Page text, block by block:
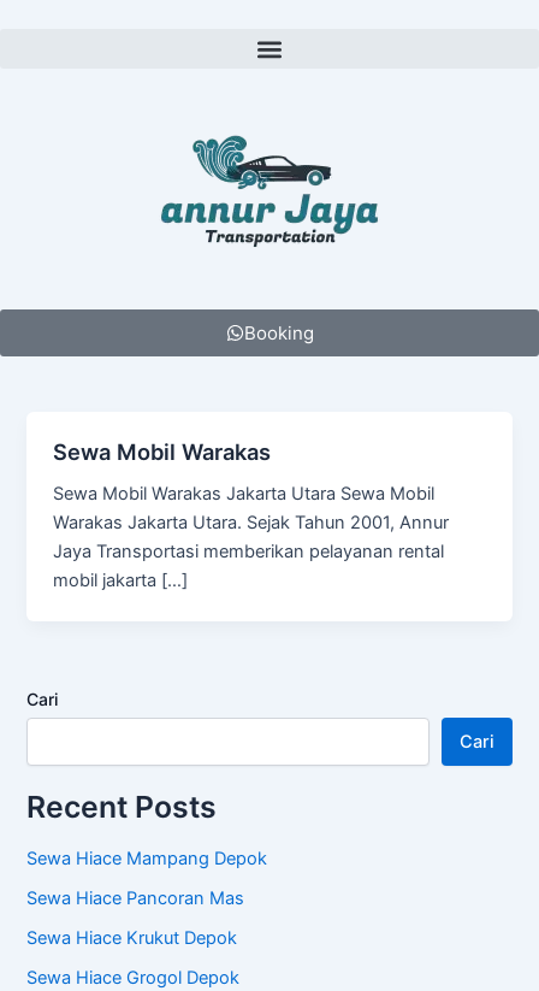
Menu
Booking
Sewa Mobil Warakas
Sewa Mobil Warakas Jakarta Utara Sewa Mobil
Warakas Jakarta Utara. Sejak Tahun 2001, Annur
Jaya Transportasi memberikan pelayanan rental
mobil jakarta […]
Cari
Cari
Recent Posts
Sewa Hiace Mampang Depok
Sewa Hiace Pancoran Mas
Sewa Hiace Krukut Depok
Sewa Hiace Grogol Depok